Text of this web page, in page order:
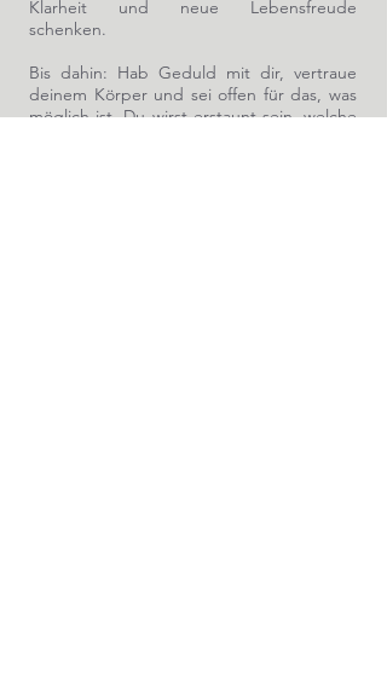
Klarheit und neue Lebensfreude
schenken.
Bis dahin: Hab Geduld mit dir, vertraue
deinem Körper und sei offen für das, was
möglich ist. Du wirst erstaunt sein, welche